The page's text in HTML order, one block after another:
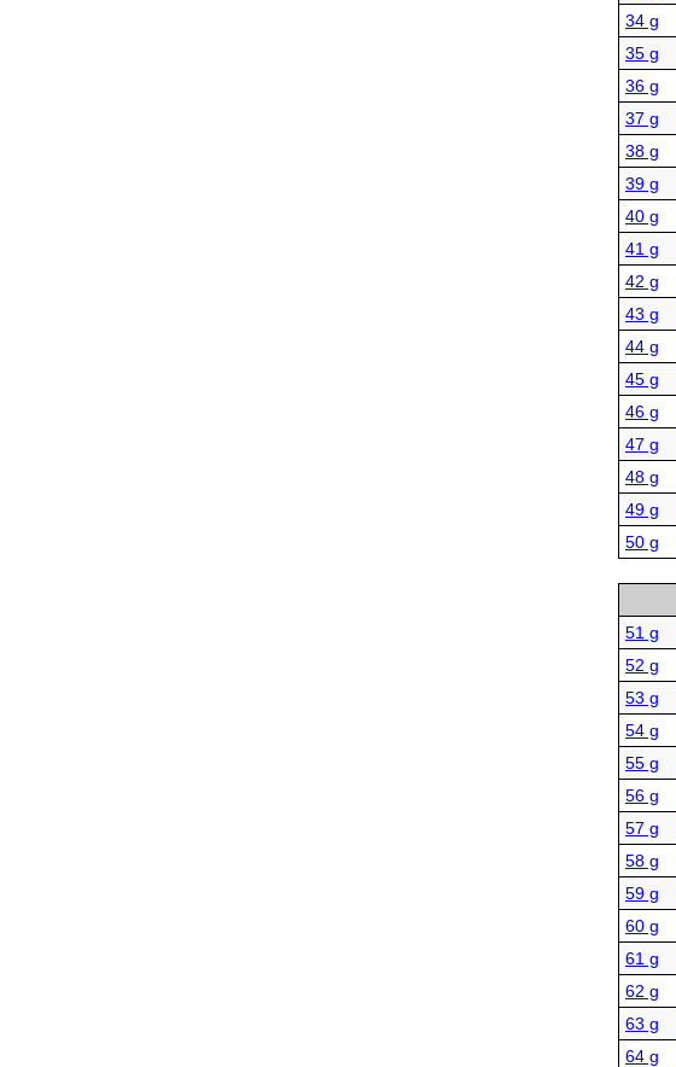
34 g
35 g
36 g
37 g
38 g
39 g
40 g
41 g
42 g
43 g
44 g
45 g
46 g
47 g
48 g
49 g
50 g
51 g
52 g
53 g
54 g
55 g
56 g
57 g
58 g
59 g
60 g
61 g
62 g
63 g
64 g